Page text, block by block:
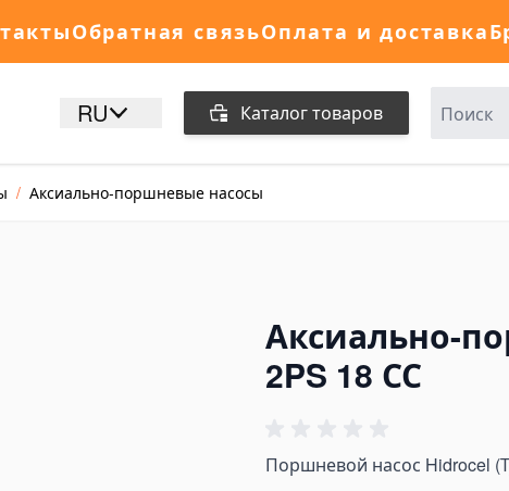
Обратная связьОплата и доставка
RU Каталог товаров
/ Аксиально-поршневые насосы
Аксиально-
2PS 18 СС
Поршневой насос Hidrocel